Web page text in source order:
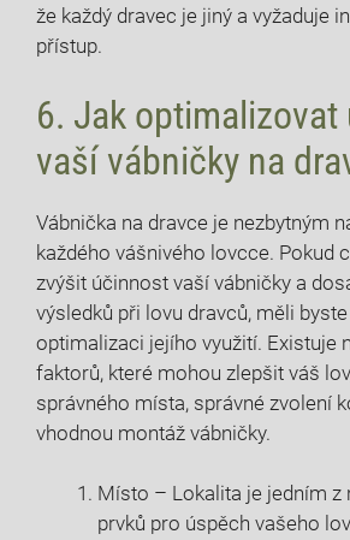
že každý dravec je jiný a vyžaduje
přístup.
6. Jak
vaší vábničky na
Vábnička na dravce je nezbytným
každého vášnivého lovcce. Pokud
zvýšit účinnost vaší vábničky a
výsledků při lovu dravců, měli
optimalizaci jejího využití. Existuje
faktorů, které mohou zlepšit váš
správného místa, správné zvolení
vhodnou montáž vábničky.
Místo – Lokalita je jedním z
prvků pro úspěch vašeho